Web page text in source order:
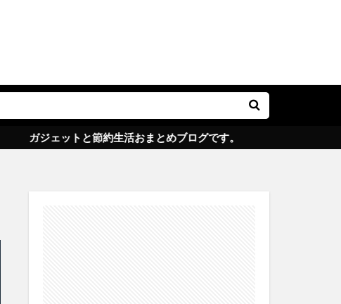
ガジェットと節約生活おまとめブログです。
Wi-Fi